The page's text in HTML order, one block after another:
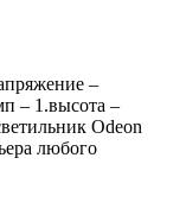
–
– 1.высота –
Odeon
любого